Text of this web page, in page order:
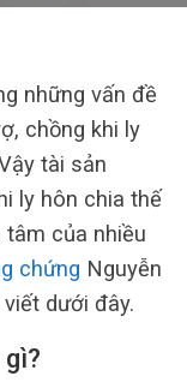
những vấn đề
chồng khi ly
tài sản
ly hôn chia thế
của nhiều
chứng Nguyễn
dưới đây.